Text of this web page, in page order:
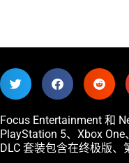
Focus Entertainment 和
PlayStation 5、Xbox
DLC 套装包含在终极版